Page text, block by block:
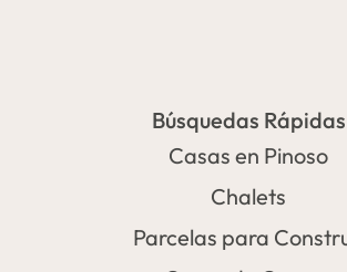
Búsquedas Rápidas
Casas en Pinoso
Chalets
Parcelas para